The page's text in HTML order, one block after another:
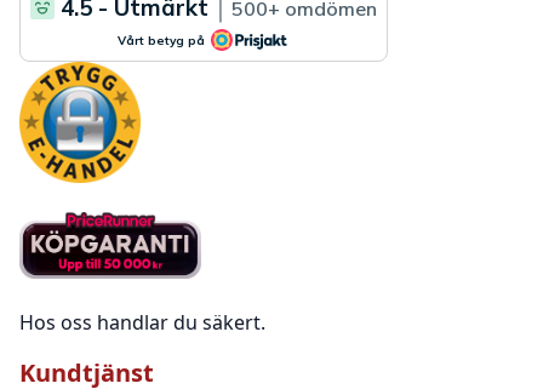
Hos oss handlar du säkert.
Kundtjänst